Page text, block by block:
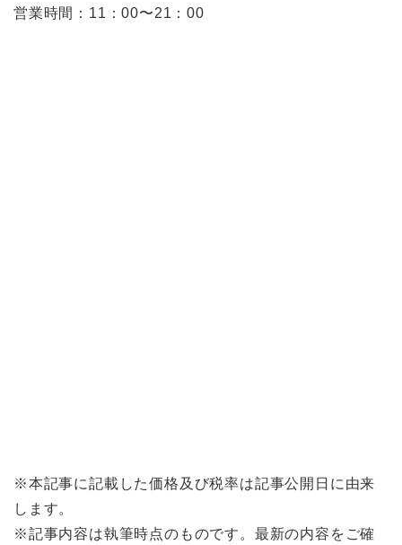
営業時間：11：00〜21：00
※本記事に記載した価格及び税率は記事公開日に由来
します。
※記事内容は執筆時点のものです。最新の内容をご確